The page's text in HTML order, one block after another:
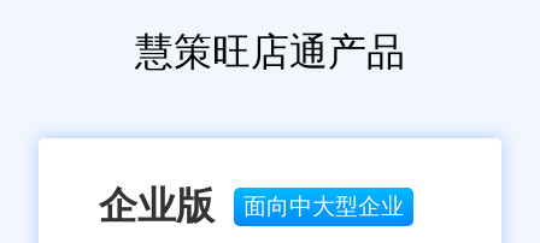
面，使得订单处理变得更加高
效，降低了操作难度。同时，系
企业的实际需求进行个性化调
整。
慧策旺店通产品
企业版 面向中大型企业